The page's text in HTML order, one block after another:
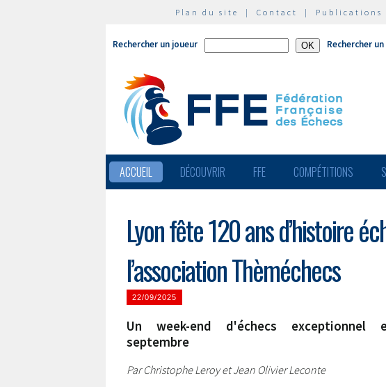
Plan du site | Contact | Publications
Rechercher un joueur Rechercher
ACCUEIL DÉCOUVRIR FFE COMPÉTITIONS
Lyon fête 120 ans d’histoire
l’association Thèméchecs
22/09/2025
Un week-end d'échecs exceptionnel
septembre
Par Christophe Leroy et Jean Olivier Leconte